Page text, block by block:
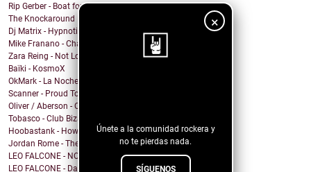
×
Únete a la comunidad rockera y
no te pierdas nada.
SÍGUENOS
Rip Gerber - Boat for Sale
The Knockaround Band - Ends Tonight
Dj Matrix - Hypnotic
Mike Franano - Chair At My Table
Zara Reing - Not Lost
Baïki - KosmoX
OkMark - La Noche de Mi Funeral
Scanner - Proud To Be A Nothin'
Oliver / Aberson - Oliver / Aberson: Let It Burn (...
Tobasco - Club Bizarre 26
Hoobastank - How Do You Sleep?
Jordan Rome - Them Dues
LEO FALCONE - NOCTURNO
LEO FALCONE - Dale !